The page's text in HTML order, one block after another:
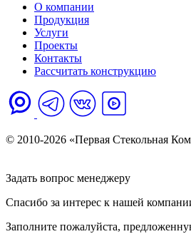
О компании
Продукция
Услуги
Проекты
Контакты
Рассчитать конструкцию
© 2010-2026 «Первая Стекольная
Задать вопрос менеджеру
Спасибо за интерес к нашей
Заполните пожалуйста,